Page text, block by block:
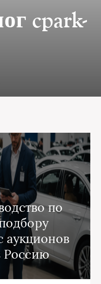
cpark-
по
аукционов
Россию